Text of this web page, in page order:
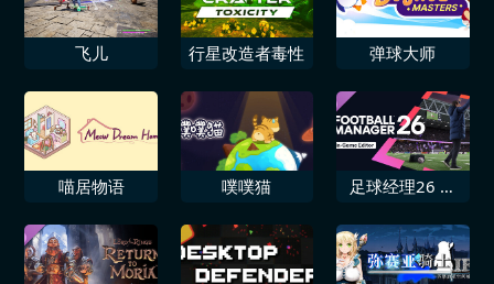
飞儿 行星改造者毒性 弹球大师
喵居物语 噗噗猫
足球经理26 游